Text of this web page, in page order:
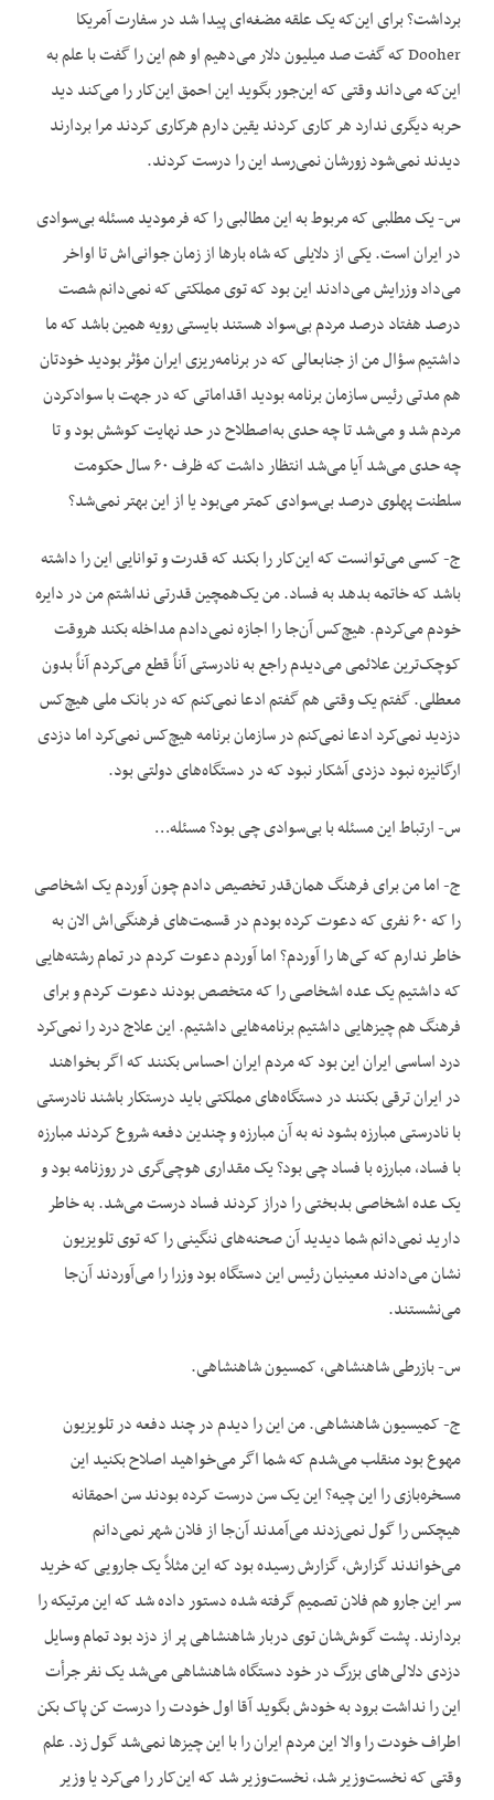
برداشت؟ برای این‌که یک علقه مضغه‌ای پیدا شد در سفارت آمریکا
Dooher که گفت صد میلیون دلار می‌دهیم او هم این را گفت با علم به
این‌که می‌داند وقتی که این‌جور بگوید این احمق این‌کار را می‌کند دید
حربه دیگری ندارد هر کاری کردند یقین دارم هرکاری کردند مرا بردارند
دیدند نمی‌شود زورشان نمی‌رسد این را درست کردند.
س- یک مطلبی که مربوط به این مطالبی را که فرمودید مسئله بی‌سوادی
در ایران است. یکی از دلایلی که شاه بارها از زمان جوانی‌اش تا اواخر
می‌داد وزرایش می‌دادند این بود که توی مملکتی که نمی‌دانم شصت
درصد هفتاد درصد مردم بی‌سواد هستند بایستی رویه همین باشد که ما
داشتیم سؤال من از جنابعالی که در برنامه‌ریزی ایران مؤثر بودید خودتان
هم مدتی رئیس سازمان برنامه بودید اقداماتی که در جهت با سوادکردن
مردم شد و می‌شد تا چه حدی به‌اصطلاح در حد نهایت کوشش بود و تا
چه حدی می‌شد آیا می‌شد انتظار داشت که ظرف ۶۰ سال حکومت
سلطنت پهلوی درصد بی‌سوادی کمتر می‌بود یا از این بهتر نمی‌شد؟
ج- کسی می‌توانست که این‌کار را بکند که قدرت و توانایی این را داشته
باشد که خاتمه بدهد به فساد. من یک‌همچین قدرتی نداشتم من در دایره
خودم می‌کردم. هیچ‌کس آن‌جا را اجازه نمی‌دادم مداخله بکند هروقت
کوچک‌ترین علائمی می‌دیدم راجع به نادرستی آناً قطع می‌کردم آناً بدون
معطلی. گفتم یک وقتی هم گفتم ادعا نمی‌کنم که در بانک ملی هیچ‌کس
دزدید نمی‌کرد ادعا نمی‌کنم در سازمان برنامه هیچ‌کس نمی‌کرد اما دزدی
ارگانیزه نبود دزدی آشکار نبود که در دستگاه‌های دولتی بود.
س- ارتباط این مسئله با بی‌سوادی چی بود؟ مسئله…
ج- اما من برای فرهنگ همان‌قدر تخصیص دادم چون آوردم یک اشخاصی
را که ۶۰ نفری که دعوت کرده بودم در قسمت‌های فرهنگی‌اش الان به
خاطر ندارم که کی‌ها را آوردم؟ اما آوردم دعوت کردم در تمام رشته‌هایی
که داشتیم یک عده اشخاصی را که متخصص بودند دعوت کردم و برای
فرهنگ هم چیزهایی داشتیم برنامه‌هایی داشتیم. این علاج درد را نمی‌کرد
درد اساسی ایران این بود که مردم ایران احساس بکنند که اگر بخواهند
در ایران ترقی بکنند در دستگاه‌های مملکتی باید درستکار باشند نادرستی
با نادرستی مبارزه بشود نه به آن مبارزه و چندین دفعه شروع کردند مبارزه
با فساد، مبارزه با فساد چی بود؟ یک مقداری هوچی‌گری در روزنامه بود و
یک عده اشخاصی بدبختی را دراز کردند فساد درست می‌شد. به خاطر
دارید نمی‌دانم شما دیدید آن صحنه‌های ننگینی را که توی تلویزیون
نشان می‌دادند معینیان رئیس این دستگاه بود وزرا را می‌آوردند آن‌جا
می‌نشستند.
س- بازرطی شاهنشاهی، کمسیون شاهنشاهی.
ج- کمیسیون شاهنشاهی. من این را دیدم در چند دفعه در تلویزیون
مهوع بود منقلب می‌شدم که شما اگر می‌خواهید اصلاح بکنید این
مسخره‌بازی را این چیه؟ این یک سن درست کرده بودند سن احمقانه
هیچکس را گول نمی‌زدند می‌آمدند آن‌جا از فلان شهر نمی‌دانم
می‌خواندند گزارش، گزارش رسیده بود که این مثلاً یک جارویی که خرید
سر این جارو هم فلان تصمیم گرفته شده دستور داده شد که این مرتیکه را
بردارند. پشت گوش‌شان توی دربار شاهنشاهی پر از دزد بود تمام وسایل
دزدی دلالی‌های بزرگ در خود دستگاه شاهنشاهی می‌شد یک نفر جرأت
این را نداشت برود به خودش بگوید آقا اول خودت را درست کن پاک بکن
اطراف خودت را والا این مردم ایران را با این چیزها نمی‌شد گول زد. علم
وقتی که نخست‌وزیر شد، نخست‌وزیر شد که این‌کار را می‌کرد یا وزیر